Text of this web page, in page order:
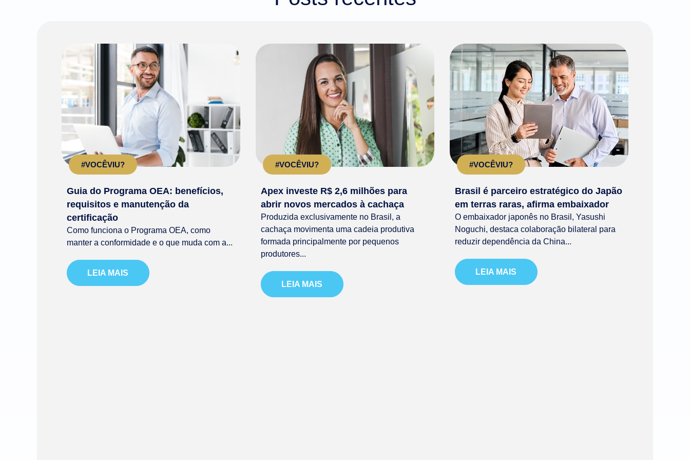
#VOCÊVIU?
Guia do Programa OEA: benefícios,
requisitos e manutenção da
certificação
Como funciona o Programa OEA, como
manter a conformidade e o que muda com a...
LEIA MAIS
#VOCÊVIU?
Apex investe R$ 2,6 milhões para
abrir novos mercados à cachaça
Produzida exclusivamente no Brasil, a
cachaça movimenta uma cadeia produtiva
formada principalmente por pequenos
produtores...
LEIA MAIS
#VOCÊVIU?
Brasil é parceiro estratégico do Japão
em terras raras, afirma embaixador
O embaixador japonês no Brasil, Yasushi
Noguchi, destaca colaboração bilateral para
reduzir dependência da China...
LEIA MAIS